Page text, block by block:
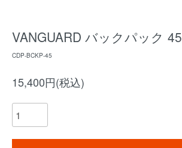
VANGUARD バックパック 45
CDP-BCKP-45
15,400円(税込)